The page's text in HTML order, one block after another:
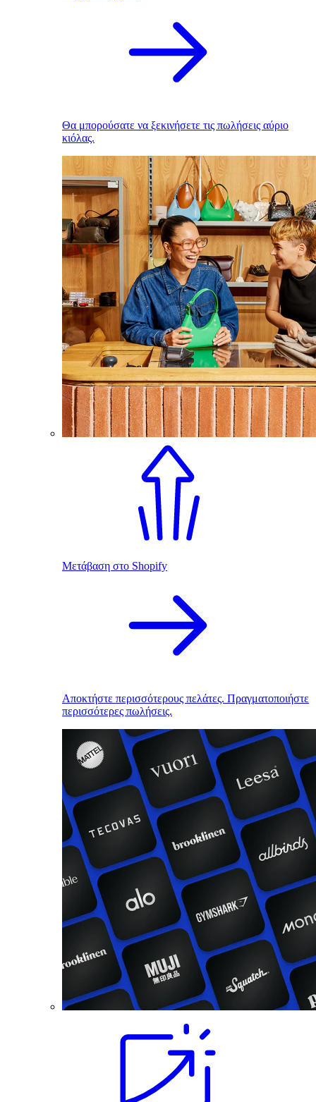
Θα μπορούσατε να ξεκινήσετε τις πωλήσεις αύριο
κιόλας.
Μετάβαση στο Shopify
Αποκτήστε περισσότερους πελάτες. Πραγματοποιήστε
περισσότερες πωλήσεις.